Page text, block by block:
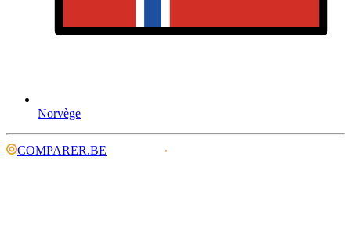
Norvège
COMPARER.BE